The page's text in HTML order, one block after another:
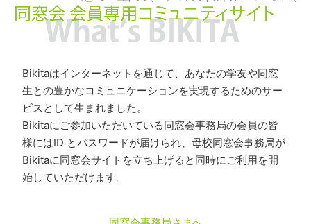
Bikitaはインターネットを通じて、あなたの学友や同窓
生との豊かなコミュニケーションを実現するためのサー
ビスとして生まれました。
Bikitaにご参加いただいている同窓会事務局の会員の皆
様にはID とパスワードが届けられ、母校同窓会事務局が
Bikitaに同窓会サイトを立ち上げると同時にご利用を開
始していただけます。